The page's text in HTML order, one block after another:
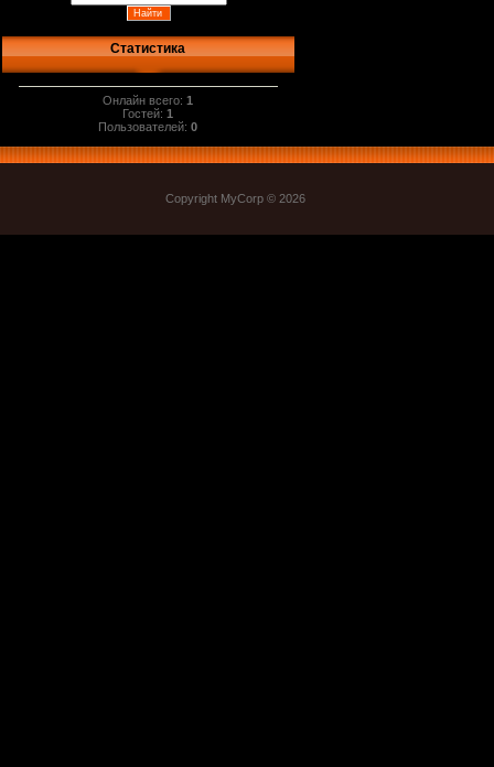
Статистика
Онлайн всего:1
Гостей:1
Пользователей:0
Copyright MyCorp © 2026